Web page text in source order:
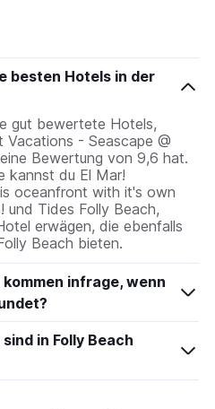
besten Hotels in der
gut bewertete Hotels,
Vacations - Seascape @
Bewertung von 9,6 hat.
kannst du El Mar!
oceanfront with it's own
und Tides Folly Beach,
erwägen, die ebenfalls
Beach bieten.
infrage, wenn
in Folly Beach